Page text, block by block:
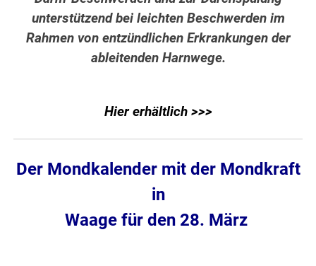
unterstützend bei leichten Beschwerden im
Rahmen von entzündlichen Erkrankungen der
ableitenden Harnwege.
Hier erhältlich >>>
Der Mondkalender mit der Mondkraft
in
Waage für den 28. März